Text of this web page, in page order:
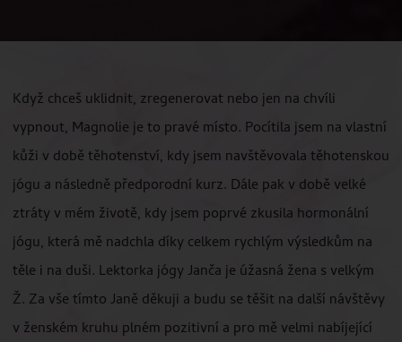
Když chceš uklidnit, zregenerovat nebo jen na chvíli
vypnout, Magnolie je to pravé místo. Pocítila jsem na vlastní
kůži v době těhotenství, kdy jsem navštěvovala těhotenskou
jógu a následně předporodní kurz. Dále pak v době velké
ztráty v mém životě, kdy jsem poprvé zkusila hormonální
jógu, která mě nadchla díky celkem rychlým výsledkům na
těle i na duši. Lektorka jógy Janča je úžasná žena s velkým
Ž. Za vše tímto Janě děkuji a budu se těšit na další návštěvy
v ženském kruhu plném pozitivní a pro mě velmi nabíjející